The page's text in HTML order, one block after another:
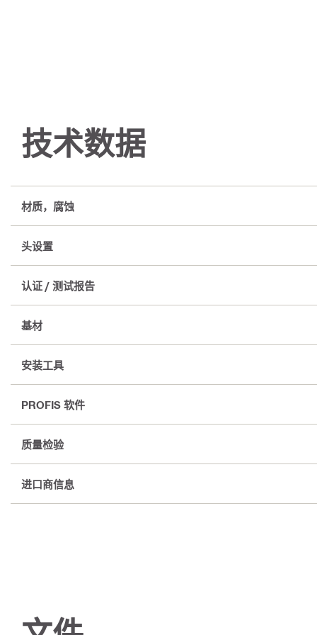
技术数据
材质，腐蚀
头设置
认证 / 测试报告
基材
安装工具
PROFIS 软件
质量检验
进口商信息